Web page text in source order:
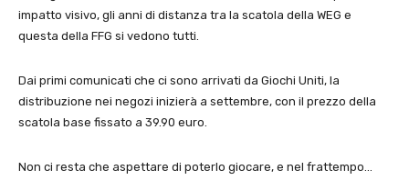
impatto visivo, gli anni di distanza tra la scatola della WEG e
questa della FFG si vedono tutti.
Dai primi comunicati che ci sono arrivati da Giochi Uniti, la
distribuzione nei negozi inizierà a settembre, con il prezzo della
scatola base fissato a 39.90 euro.
Non ci resta che aspettare di poterlo giocare, e nel frattempo…